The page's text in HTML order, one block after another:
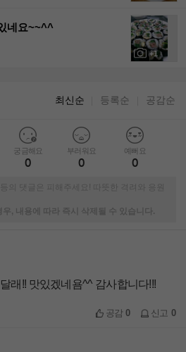
+1
네요~~^^
최신순 등록순 공감순
궁금해요
0
부러워요
0
예뻐요
0
의 댓글은 피해주세요! 따뜻한 격려와 응원
우, 내용에 따라 즉시 삭제될 수 있습니다.
래!! 맛있겠네욤^^ 감사합니다!!!
공감0 신고 0